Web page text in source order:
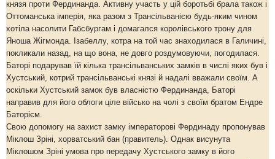
князя проти Фердинанда. Активну участь у цій боротьбі брала також і
Оттоманська імперія, яка разом з Трансільванією будь-яким чином
хотіла насолити Габсбургам і домагался королівського трону для
Яноша Жігмонда. Ізабеллу, котра на той час знаходилася в Галичині,
покликали назад, на що вона, не довго роздумовуючи, погодилася.
Баторі подарував їй кілька трансільванських замків в числі яких був і
Хустський, котрий трансільванські князі й надалі вважали своїм. А
оскільки Хустський замок був власністю Фердинанда, Баторі
направив для його облоги ціле військо на чолі з своїм братом Ендре
Баторієм.
Свою допомогу на захист замку імператорові Фердинаду пропонував
Міклош Зріні, хорватський бан (правитель). Однак висунута
Міклошом Зріні умова про передачу Хустського замку в його